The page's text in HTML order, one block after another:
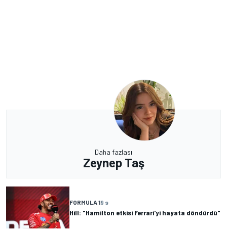
Daha fazlası
Zeynep Taş
FORMULA 19 s
Hill: "Hamilton etkisi Ferrari'yi hayata döndürdü"